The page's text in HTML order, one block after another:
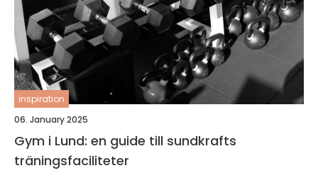
inspiration
06. January 2025
Gym i Lund: en guide till sundkrafts
träningsfaciliteter